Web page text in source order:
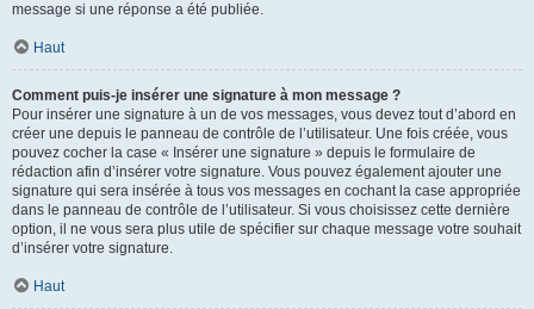
message si une réponse a été publiée.
Haut
Comment puis-je insérer une signature à mon message ?
Pour insérer une signature à un de vos messages, vous devez tout d’abord en
créer une depuis le panneau de contrôle de l’utilisateur. Une fois créée, vous
pouvez cocher la case « Insérer une signature » depuis le formulaire de
rédaction afin d’insérer votre signature. Vous pouvez également ajouter une
signature qui sera insérée à tous vos messages en cochant la case appropriée
dans le panneau de contrôle de l’utilisateur. Si vous choisissez cette dernière
option, il ne vous sera plus utile de spécifier sur chaque message votre souhait
d’insérer votre signature.
Haut